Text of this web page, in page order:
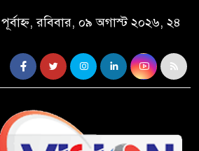
রবিবার, ০৯ অগাস্ট ২০২৬, ২৪